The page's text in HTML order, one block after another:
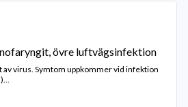
övre luftvägsinfektion
av virus. Symtom uppkommer vid infektion